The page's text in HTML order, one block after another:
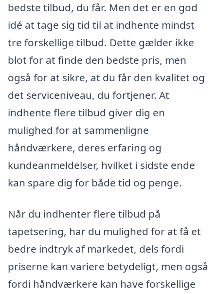
bedste tilbud, du får. Men det er en god
idé at tage sig tid til at indhente mindst
tre forskellige tilbud. Dette gælder ikke
blot for at finde den bedste pris, men
også for at sikre, at du får den kvalitet og
det serviceniveau, du fortjener. At
indhente flere tilbud giver dig en
mulighed for at sammenligne
håndværkere, deres erfaring og
kundeanmeldelser, hvilket i sidste ende
kan spare dig for både tid og penge.
Når du indhenter flere tilbud på
tapetsering, har du mulighed for at få et
bedre indtryk af markedet, dels fordi
priserne kan variere betydeligt, men også
fordi håndværkere kan have forskellige